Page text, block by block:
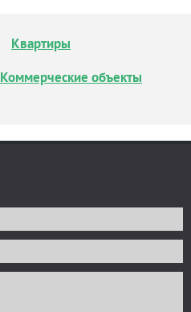
Квартиры
Коммерческие объекты